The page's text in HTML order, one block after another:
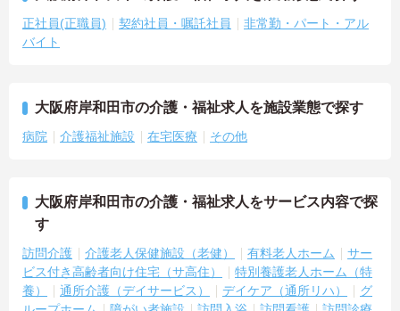
正社員(正職員) 契約社員・嘱託社員
非常勤・パート・アル
バイト
大阪府岸和田市の介護・福祉求人を施設業態で探す
病院 介護福祉施設 在宅医療 その他
大阪府岸和田市の介護・福祉求人をサービス内容で探
す
訪問介護 介護老人保健施設（老健） 有料老人ホーム
サー
ビス付き高齢者向け住宅（サ高住）
特別養護老人ホーム（特
養）
通所介護（デイサービス） デイケア（通所リハ）
グ